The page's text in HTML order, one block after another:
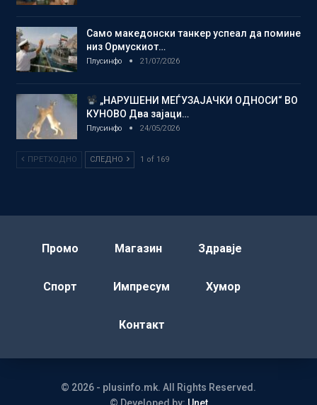
Само македонски танкер успеал да помине
низ Ормускиот…
Плусинфо 21/07/2026
„НАРУШЕНИ МЕЃУЗАЈАЧКИ ОДНОСИ“ ВО
КУНОВО Два зајаци…
Плусинфо 24/05/2026
ПРЕТХОДНО СЛЕДНО 1 of 169
Промо Магазин Здравје
Спорт Импресум Хумор
Контакт
© 2026 - plusinfo.mk. All Rights Reserved.
© Developed by: Unet